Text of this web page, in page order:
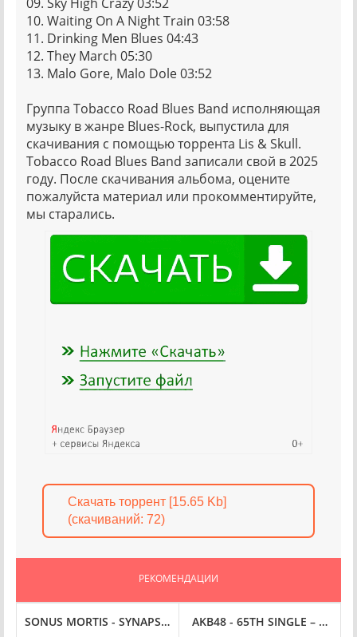
10. Waiting On A Night Train 03:58
11. Drinking Men Blues 04:43
12. They March 05:30
13. Malo Gore, Malo Dole 03:52
Группа Tobacco Road Blues Band исполняющая
музыку в жанре Blues-Rock, выпустила для
скачивания с помощью торрента Lis & Skull.
Tobacco Road Blues Band записали свой в 2025
году. После скачивания альбома, оцените
пожалуйста материал или прокомментируйте,
мы старались.
Скачать торрент [15.65 Kb]
(cкачиваний: 72)
РЕКОМЕНДАЦИИ
FLACENDS (2025) FLAC
SONUS MORTIS - SYNAPSE THE HIVEMIND (2025) FLAC
AKB48 - 65TH SINGLE –